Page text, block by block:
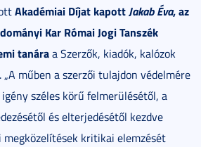
Akadémiai Díjat kapott Jakab Éva, az
Kar Római Jogi Tanszék
tanáraa Szerzők, kiadók, kalózok
műben a szerzői tulajdon védelmére
széles körű felmerülésétől, a
és elterjedésétől kezdve
kritikai elemzését